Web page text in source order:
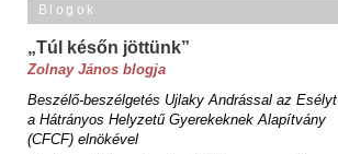
Blogok
„Túl későn jöttünk”
Zolnay János blogja
Beszélő-beszélgetés Ujlaky Andrással az Esélyt
a Hátrányos Helyzetű Gyerekeknek Alapítvány
(CFCF) elnökével